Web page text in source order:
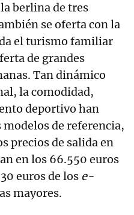
berlina de tres
se oferta con la
el turismo familiar
de grandes
Tan dinámico
la comodidad,
deportivo han
modelos de referencia,
precios de salida en
en los 66.550 euros
euros de los e-
mayores.